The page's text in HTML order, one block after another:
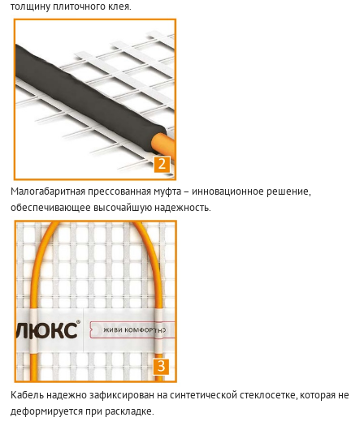
толщину плиточного клея.
Малогабаритная прессованная муфта – инновационное решение,
обеспечивающее высочайшую надежность.
Кабель надежно зафиксирован на синтетической стеклосетке, которая не
деформируется при раскладке.